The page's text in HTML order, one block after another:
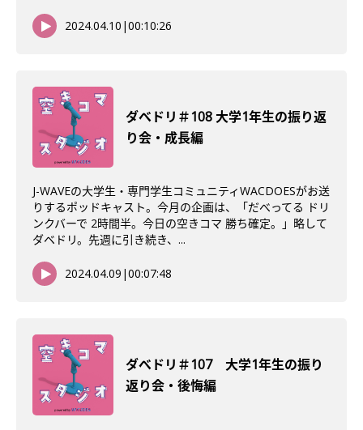
2024.04.10 |00:10:26
ダべドリ＃108 大学1年生の振り返
り会・成長編
J-WAVEの大学生・専門学生コミュニティWACDOESがお送
りするポッドキャスト。今月の企画は、「だべってる ドリ
ンクバーで 2時間半。今日の空きコマ 勝ち確定。」略して
ダベドリ。先週に引き続き、...
2024.04.09 |00:07:48
ダべドリ＃107 大学1年生の振り
返り会・後悔編